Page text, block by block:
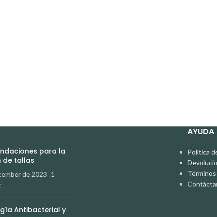
para la
de tallas
de 2023 1
Antibacterial y
AYUDA
Política